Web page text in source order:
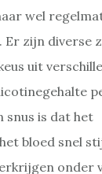
wel
zijn diverse
uit
snus is dat het
bloed snel
onder